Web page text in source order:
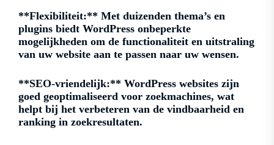
**Flexibiliteit:** Met duizenden thema’s en
plugins biedt WordPress onbeperkte
mogelijkheden om de functionaliteit en uitstraling
van uw website aan te passen naar uw wensen.
**SEO-vriendelijk:** WordPress websites zijn
goed geoptimaliseerd voor zoekmachines, wat
helpt bij het verbeteren van de vindbaarheid en
ranking in zoekresultaten.